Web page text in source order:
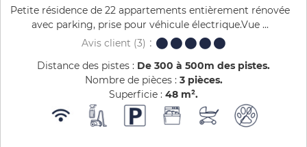
Petite résidence de 22 appartements entièrement rénovée
avec parking, prise pour véhicule électrique.Vue ...
Avis client (3)
Distance des pistes : De 300 à 500m des pistes
Nombre de pièces : 3 pièces
Superficie : 48 m²